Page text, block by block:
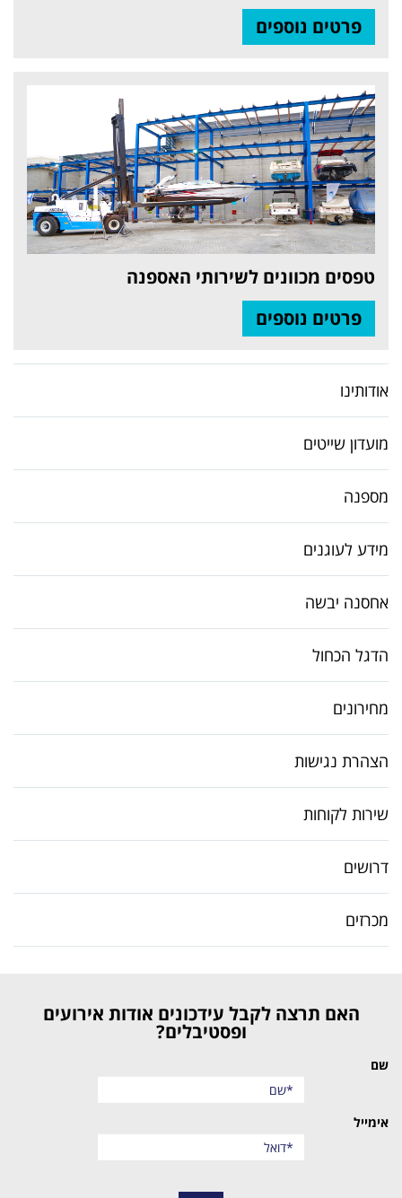
פרטים נוספים
טפסים מכוונים לשירותי האספנה
פרטים נוספים
אודותינו
מועדון שייטים
מספנה
מידע לעוגנים
אחסנה יבשה
הדגל הכחול
מחירונים
הצהרת נגישות
שירות לקוחות
דרושים
מכרזים
האם תרצה לקבל עידכונים אודות אירועים
ופסטיבלים?
שם
אימייל